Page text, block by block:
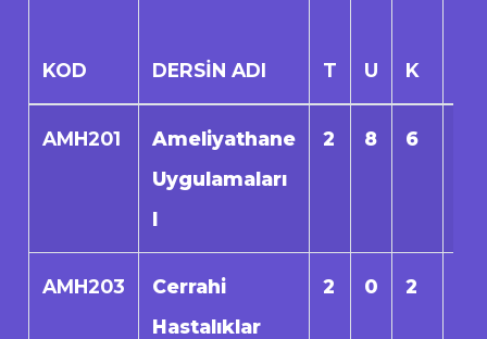
KOD DERSİN ADI T U K
AMH201
Ameliyathane
Uygulamaları
I
2 8 6
AMH203
Cerrahi
Hastalıklar
2 0 2